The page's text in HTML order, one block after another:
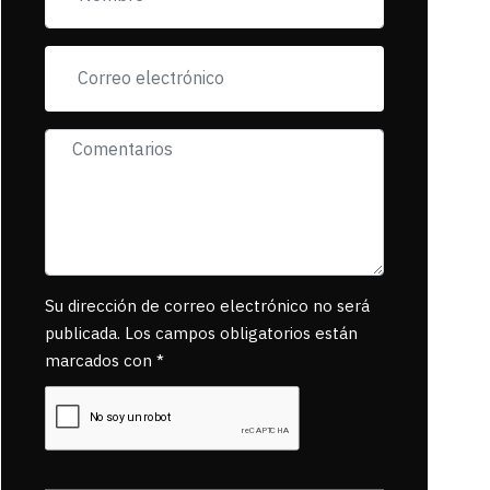
exigiendo al asesino
se reponsanbilice
Su dirección de correo electrónico no será
publicada. Los campos obligatorios están
marcados con *